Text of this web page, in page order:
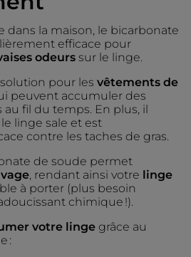
la maison, le bicarbonate
efficace pour
odeurs sur le linge.
pour les vêtements de
peuvent accumuler des
fil du temps. En plus, il
le linge sale et est
contre les taches de gras.
de soude permet
, rendant ainsi votre linge
à porter (plus besoin
chimique !).
votre linge grâce au
: